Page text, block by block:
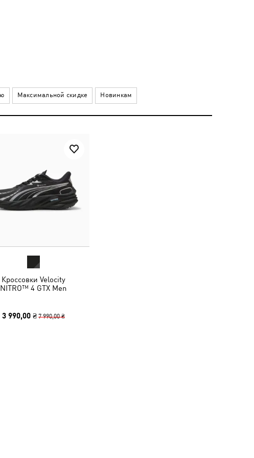
Максимальной скидке Новинкам
Кроссовки Velocity
NITRO™ 4 GTX Men
3 990,00 ₴ 7 990,00 ₴